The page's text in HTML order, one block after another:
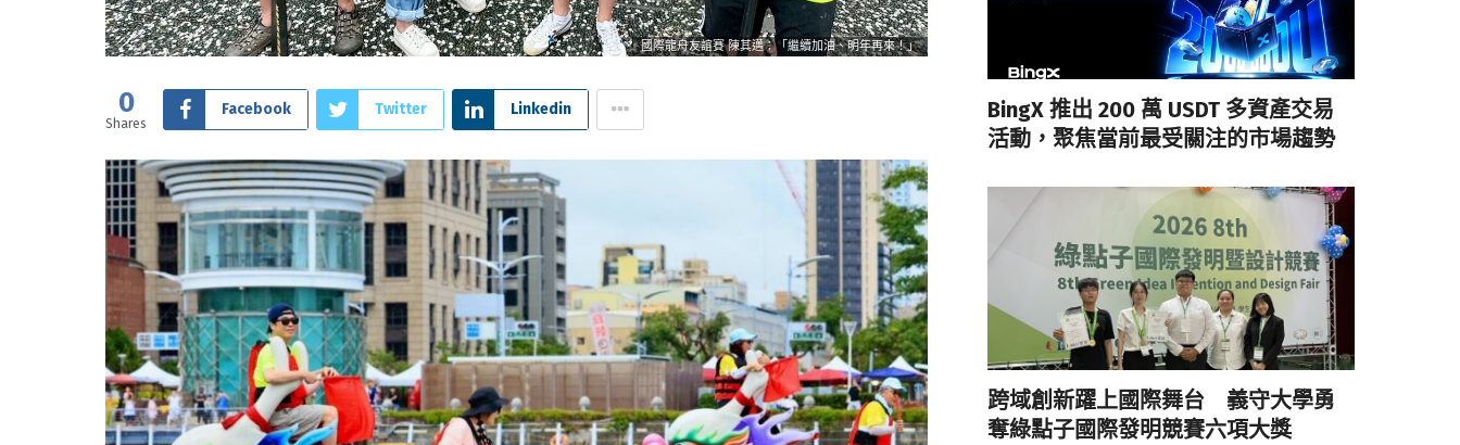
國際龍舟友誼賽 陳其邁：「繼續加油、明年再來！」
0
Shares
Facebook Twitter Linkedin
BingX 推出 200 萬 USDT 多資產交易
活動，聚焦當前最受關注的市場趨勢
跨域創新躍上國際舞台 義守大學勇
奪綠點子國際發明競賽六項大獎